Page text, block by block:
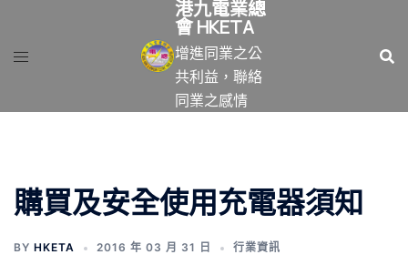
港九電業總
會 HKETA
增進同業之公
共利益，聯絡
同業之感情
購買及安全使用充電器須知
BY HKETA 2016 年 03 月 31 日 行業資訊